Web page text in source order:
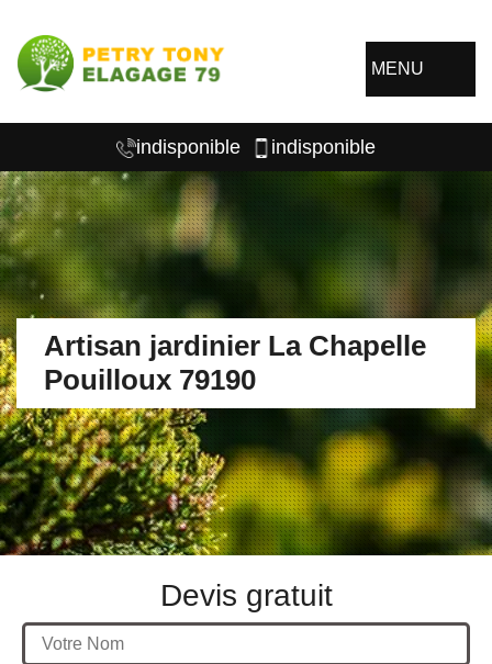
MENU
indisponible indisponible
Artisan jardinier La Chapelle
Pouilloux 79190
Devis gratuit